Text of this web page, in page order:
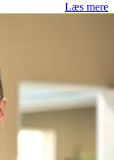
Læs mere